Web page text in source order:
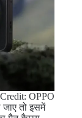
OPPO
तो इसमें